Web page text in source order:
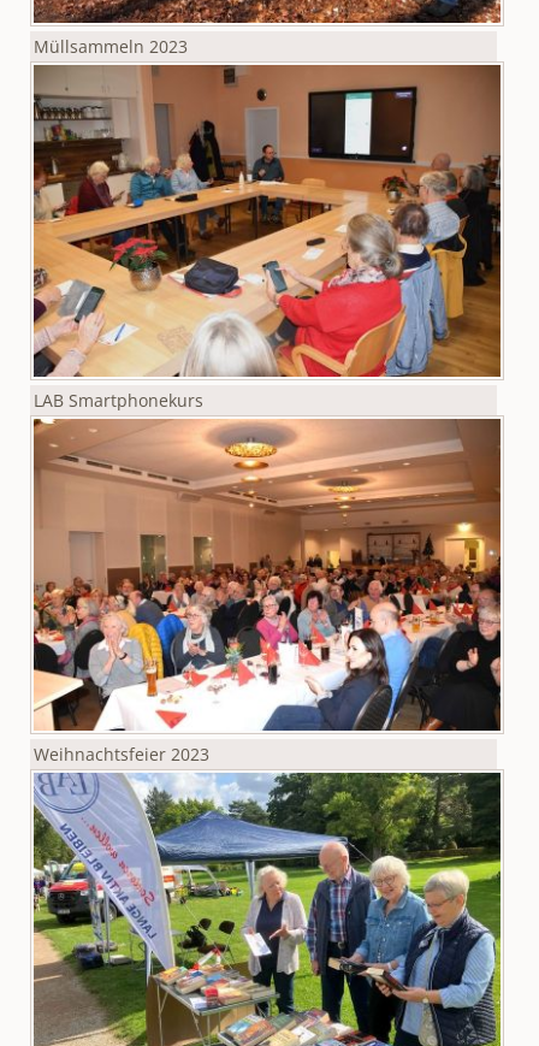
Müllsammeln 2023
LAB Smartphonekurs
Weihnachtsfeier 2023